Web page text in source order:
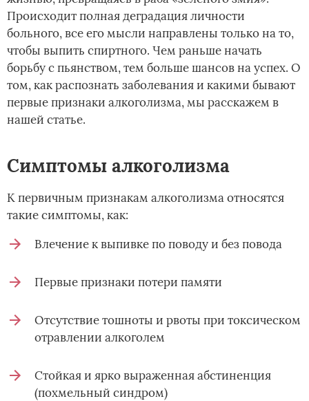
Происходит полная деградация личности
больного, все его мысли направлены только на то,
чтобы выпить спиртного. Чем раньше начать
борьбу с пьянством, тем больше шансов на успех. О
том, как распознать заболевания и какими бывают
первые признаки алкоголизма, мы расскажем в
нашей статье.
Симптомы алкоголизма
К первичным признакам алкоголизма относятся
такие симптомы, как:
Влечение к выпивке по поводу и без повода
Первые признаки потери памяти
Отсутствие тошноты и рвоты при токсическом
отравлении алкоголем
Стойкая и ярко выраженная абстиненция
(похмельный синдром)